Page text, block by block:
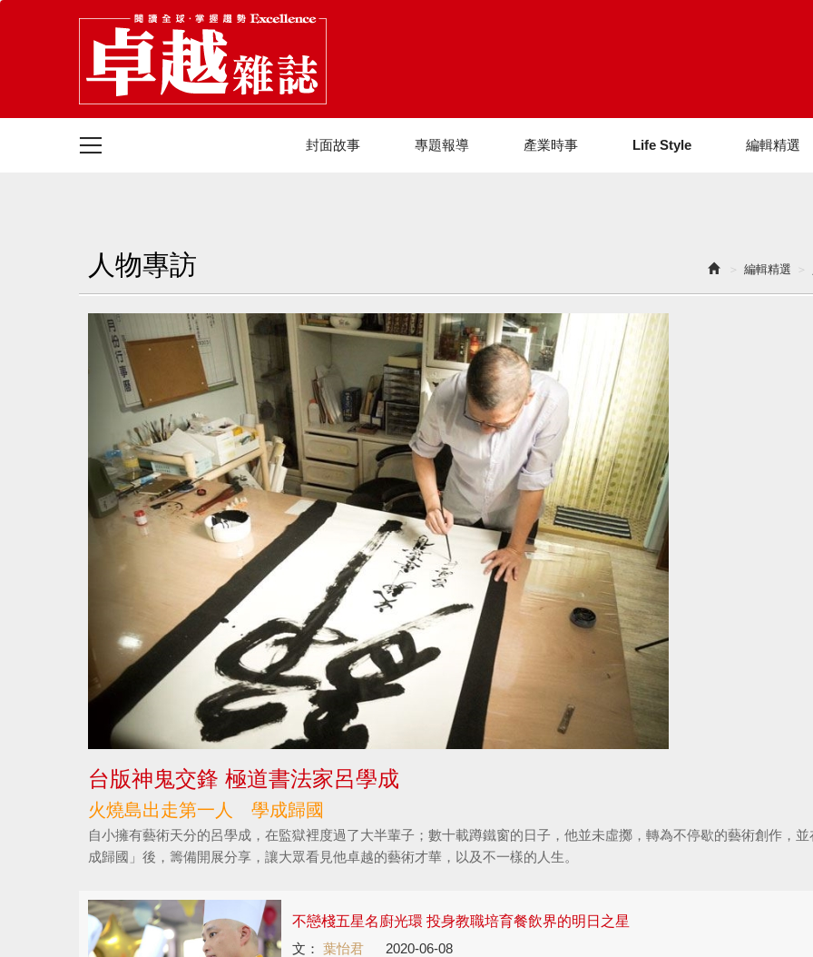
封面故事 專題報導 產業時事 Life Style 編輯精選
編輯精選
人物專訪
台版神鬼交鋒 極道書法家呂學成
火燒島出走第一人 學成歸國
自小擁有藝術天分的呂學成，在監獄裡度過了大半輩子；數十載蹲鐵窗的日子，他並未虛擲，轉為不停歇的藝術創作，並
成歸國」後，籌備開展分享，讓大眾看見他卓越的藝術才華，以及不一樣的人生。
不戀棧五星名廚光環 投身教職培育餐飲界的明日之星
文： 葉怡君 2020-06-08